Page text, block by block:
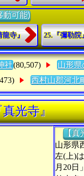
動可能)
龍寺』 25.『彌勒院
社(80,507) 山形県
西村山郡河北
光寺』
【真
山形県
左(上)
月20日